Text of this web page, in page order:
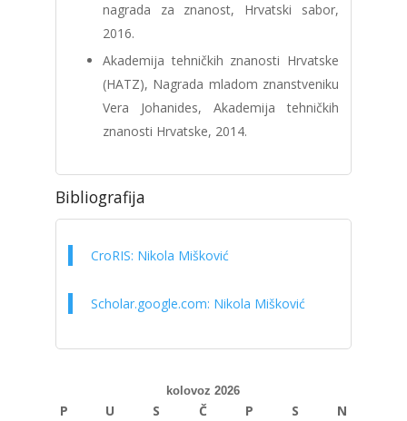
nagrada za znanost, Hrvatski sabor,
2016.
Akademija tehničkih znanosti Hrvatske
(HATZ), Nagrada mladom znanstveniku
Vera Johanides, Akademija tehničkih
znanosti Hrvatske, 2014.
Bibliografija
CroRIS: Nikola Mišković
Scholar.google.com: Nikola Mišković
kolovoz 2026
P U S Č P S
N